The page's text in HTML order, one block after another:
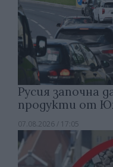
Русия започна
продукти от
07.08.2026 / 17:05